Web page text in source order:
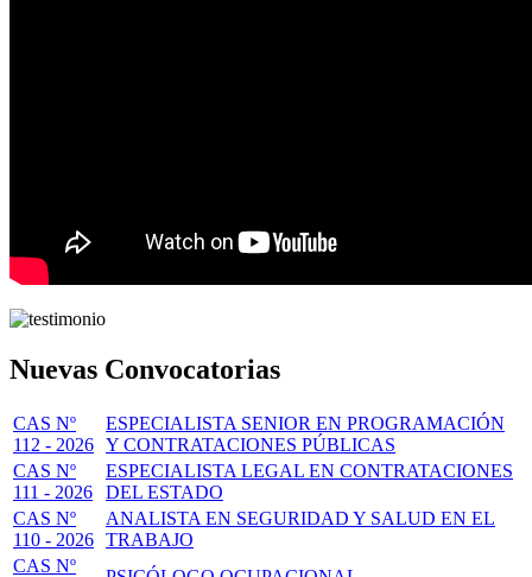
Nuevas Convocatorias
CAS Nº
112 - 2026
ESPECIALISTA SENIOR EN PROGRAMACIÓN
Y CONTRATACIONES PÚBLICAS
CAS Nº
111 - 2026
ESPECIALISTA LEGAL EN CONTRATACIONES
DEL ESTADO
CAS Nº
110 - 2026
ANALISTA EN SEGURIDAD Y SALUD EN EL
TRABAJO
CAS Nº